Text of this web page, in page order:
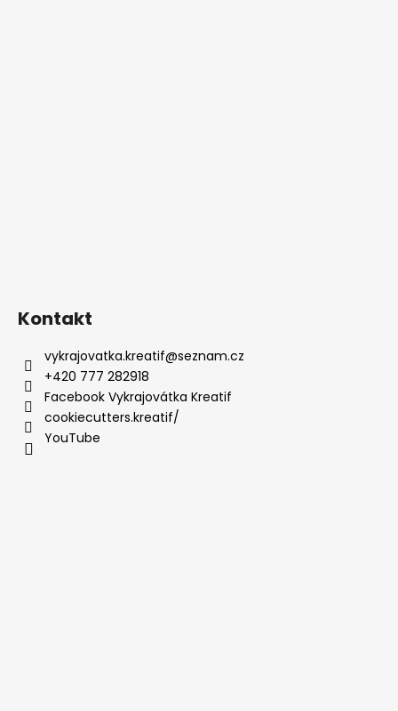
Kontakt
vykrajovatka.kreatif@seznam.cz
+420 777 282918
Facebook Vykrajovátka Kreatif
cookiecutters.kreatif/
YouTube